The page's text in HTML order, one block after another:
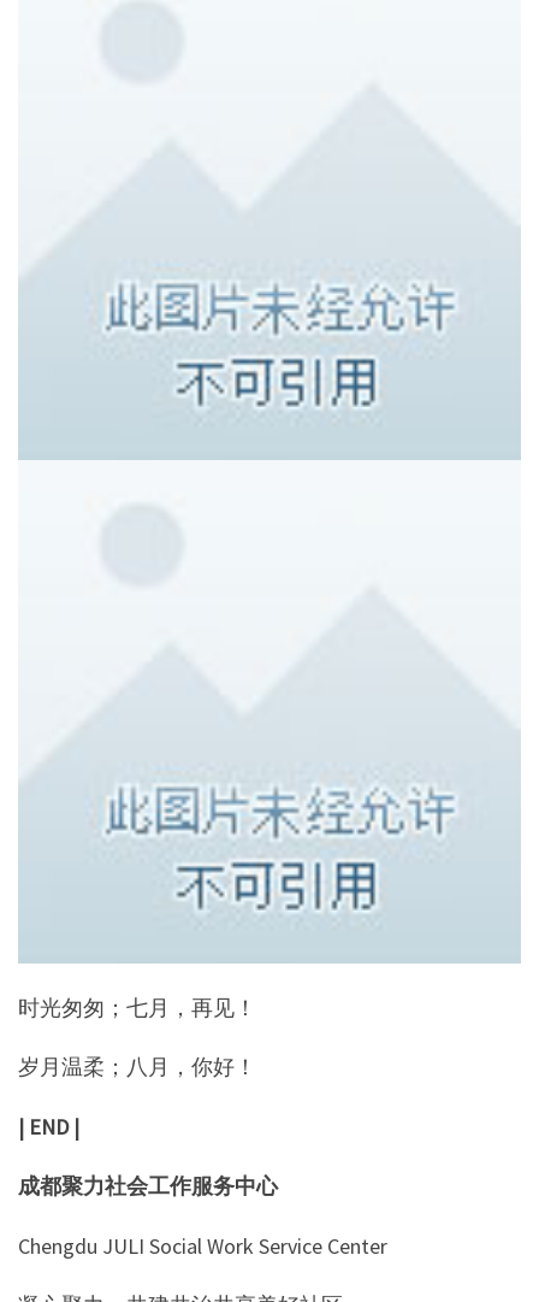
时光匆匆；七月，再见！
岁月温柔；八月，你好！
| END |
成都聚力社会工作服务中心
Chengdu JULI Social Work Service Center